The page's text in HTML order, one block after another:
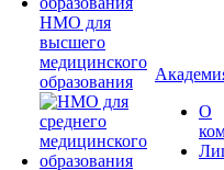
НМО для
высшего
медицинского
образования
О